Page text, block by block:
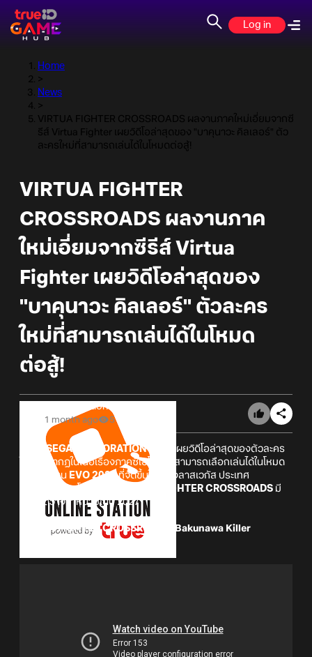
Log in
Home
>
News
>
VIRTUA FIGHTER CROSSROADS ผลงานภาคใหม่เอี่ยมจากซี
รีส์ Virtua Fighter เผยวิดีโอล่าสุดของ "บาคุนาวะ คิลเลอร์" ตัว
ละครใหม่ที่สามารถเล่นได้ในโหมดต่อสู้!
VIRTUA FIGHTER
CROSSROADS ผลงานภาค
ใหม่เอี่ยมจากซีรีส์ Virtua
Fighter เผยวิดีโอล่าสุดของ
"บาคุนาวะ คิลเลอร์" ตัวละคร
ใหม่ที่สามารถเล่นได้ในโหมด
ต่อสู้!
Online Station
1 month ago
5
SEGA CORPORATIONได้เปิดเผยวิดีโอล่าสุดของตัวละคร
ใหม่ที่ปรากฏในเนื้อเรื่องภาคซิเอโล และสามารถเลือกเล่นได้ในโหมด
ต่อสู้ ในงาน EVO 2026 ที่จัดขึ้นในเมืองลาสเวกัส ประเทศ
สหรัฐอเมริกา โดยตัวเกม
VIRTUA FIGHTER CROSSROADS มี
กำหนดวางจำหน่ายในปี 2027
VIRTUA FIGHTER CROSSROADS: Bakunawa Killer